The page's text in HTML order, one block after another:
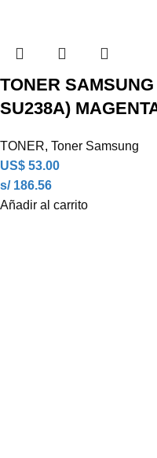
TONER
SU238A)
TONER, Toner Samsung
US$ 53.00
s/ 186.56
Añadir al carrito